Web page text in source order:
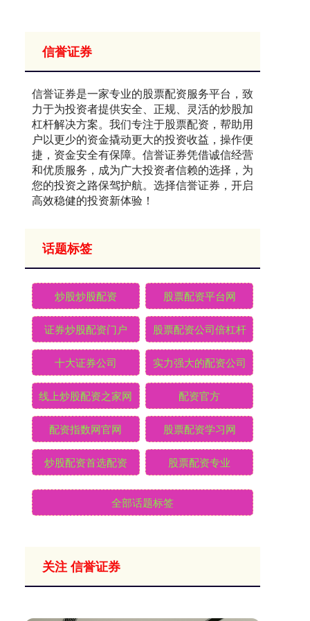
信誉证券
信誉证券是一家专业的股票配资服务平台，致
力于为投资者提供安全、正规、灵活的炒股加
杠杆解决方案。我们专注于股票配资，帮助用
户以更少的资金撬动更大的投资收益，操作便
捷，资金安全有保障。信誉证券凭借诚信经营
和优质服务，成为广大投资者信赖的选择，为
您的投资之路保驾护航。选择信誉证券，开启
高效稳健的投资新体验！
话题标签
炒股炒股配资 股票配资平台网
证券炒股配资门户 股票配资公司倍杠杆
十大证券公司 实力强大的配资公司
线上炒股配资之家网 配资官方
配资指数网官网 股票配资学习网
炒股配资首选配资 股票配资专业
全部话题标签
关注 信誉证券